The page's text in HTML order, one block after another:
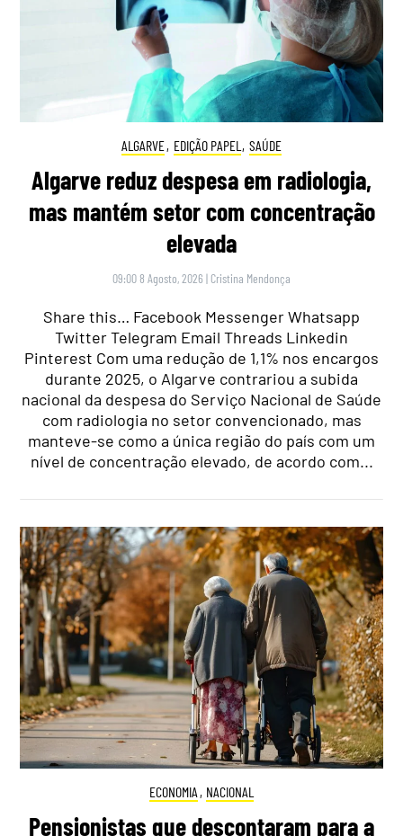
ALGARVE, EDIÇÃO PAPEL , SAÚDE
Algarve reduz despesa em radiologia,
mas mantém setor com concentração
elevada
09:00 8 Agosto, 2026 | Cristina Mendonça
Share this… Facebook Messenger Whatsapp
Twitter Telegram Email Threads Linkedin
Pinterest Com uma redução de 1,1% nos encargos
durante 2025, o Algarve contrariou a subida
nacional da despesa do Serviço Nacional de Saúde
com radiologia no setor convencionado, mas
manteve-se como a única região do país com um
nível de concentração elevado, de acordo com...
ECONOMIA , NACIONAL
Pensionistas que descontaram para a